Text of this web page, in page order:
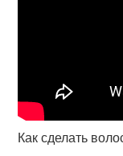
Как сделать